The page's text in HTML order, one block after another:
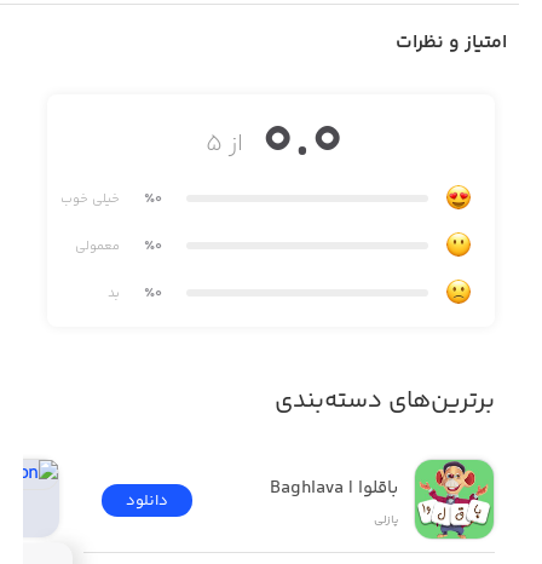
معمایی را برای علاقه‌مندان به صنعت بازی‌های رومیزی و اتاق‌
فرار فراهم کرده است...
امتیاز و نظرات
از ۵ 0.0
٪0 خیلی خوب
٪0 معمولی
٪0 بد
برترین‌های دسته‌بندی
باقلوا | Baghlava
پازلی
دانلود